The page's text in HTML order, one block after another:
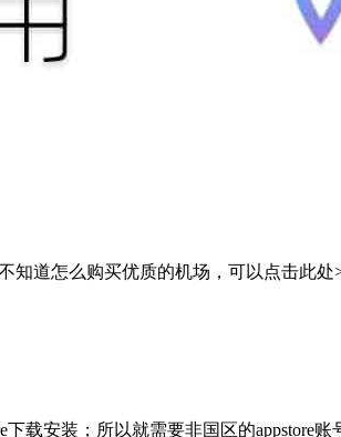
知道怎么购买优质的机场，可以点击此处
载安装；所以就需要非国区的appstore